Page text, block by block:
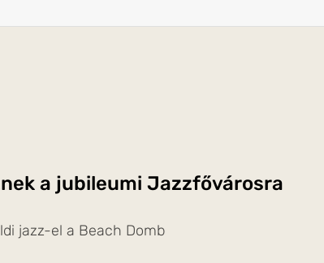
a jubileumi Jazzfővárosra
jazz-el a Beach Domb